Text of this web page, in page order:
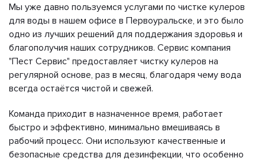
Мы уже давно пользуемся услугами по чистке кулеров
для воды в нашем офисе в Первоуральске, и это было
одно из лучших решений для поддержания здоровья и
благополучия наших сотрудников. Сервис компания
"Пест Сервис" предоставляет чистку кулеров на
регулярной основе, раз в месяц, благодаря чему вода
всегда остаётся чистой и свежей.
Команда приходит в назначенное время, работает
быстро и эффективно, минимально вмешиваясь в
рабочий процесс. Они используют качественные и
безопасные средства для дезинфекции, что особенно